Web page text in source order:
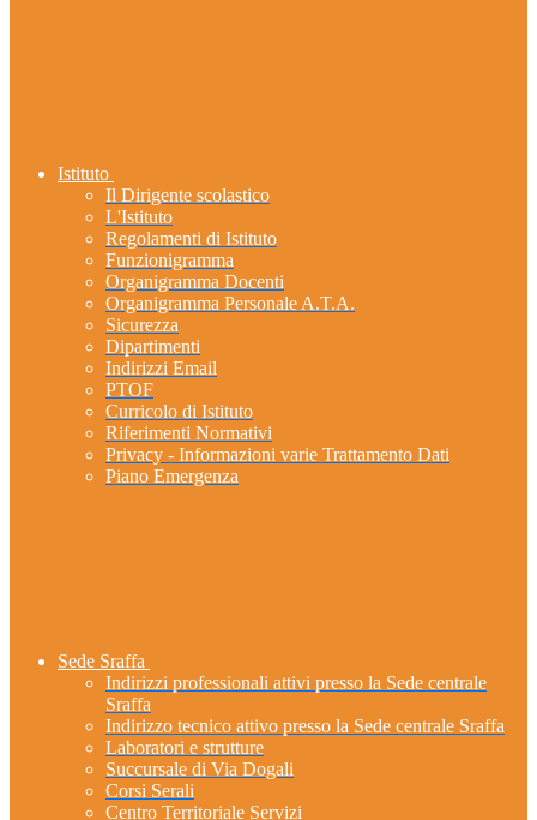
Istituto
Il Dirigente scolastico
L'Istituto
Regolamenti di Istituto
Funzionigramma
Organigramma Docenti
Organigramma Personale A.T.A.
Sicurezza
Dipartimenti
Indirizzi Email
PTOF
Curricolo di Istituto
Riferimenti Normativi
Privacy - Informazioni varie Trattamento Dati
Piano Emergenza
Sede Sraffa
Indirizzi professionali attivi presso la Sede centrale
Sraffa
Indirizzo tecnico attivo presso la Sede centrale Sraffa
Laboratori e strutture
Succursale di Via Dogali
Corsi Serali
Centro Territoriale Servizi